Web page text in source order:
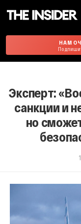
НАМ
Эксперт:
санкции и
но